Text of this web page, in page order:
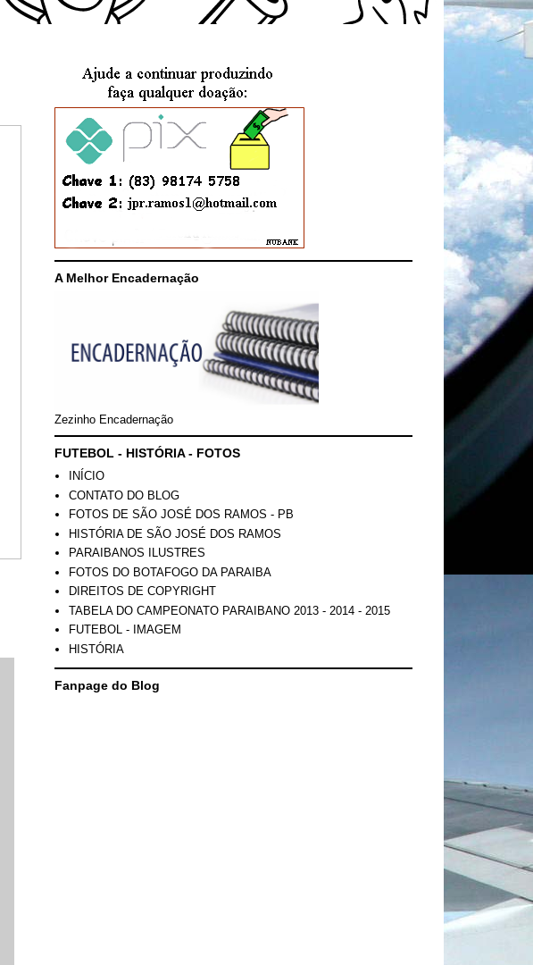
A Melhor Encadernação
Zezinho Encadernação
FUTEBOL - HISTÓRIA - FOTOS
INÍCIO
CONTATO DO BLOG
FOTOS DE SÃO JOSÉ DOS RAMOS - PB
HISTÓRIA DE SÃO JOSÉ DOS RAMOS
PARAIBANOS ILUSTRES
FOTOS DO BOTAFOGO DA PARAIBA
DIREITOS DE COPYRIGHT
TABELA DO CAMPEONATO PARAIBANO 2013 - 2014 - 2015
FUTEBOL - IMAGEM
HISTÓRIA
Fanpage do Blog